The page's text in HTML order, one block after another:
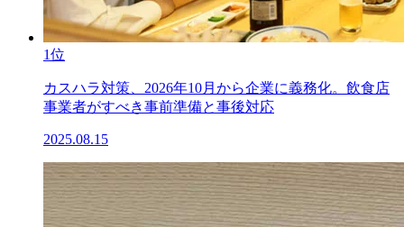
1位
カスハラ対策、2026年10月から企業に義務化。飲食店
事業者がすべき事前準備と事後対応
2025.08.15